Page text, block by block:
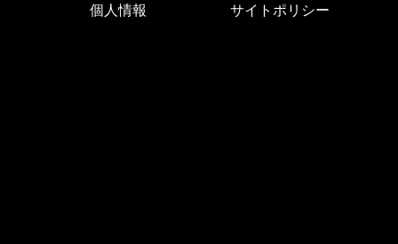
個人情報 サイトポリシー